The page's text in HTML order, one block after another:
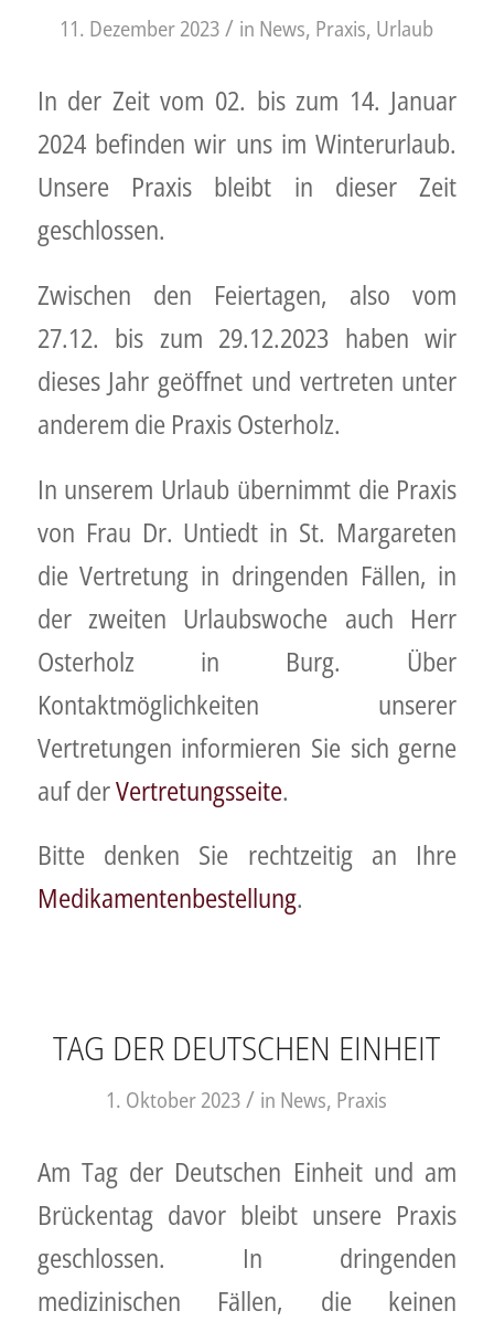
11. Dezember 2023 / in News, Praxis, Urlaub
In der Zeit vom 02. bis zum 14. Januar
2024 befinden wir uns im Winterurlaub.
Unsere Praxis bleibt in dieser Zeit
geschlossen.
Zwischen den Feiertagen, also vom
27.12. bis zum 29.12.2023 haben wir
dieses Jahr geöffnet und vertreten unter
anderem die Praxis Osterholz.
In unserem Urlaub übernimmt die Praxis
von Frau Dr. Untiedt in St. Margareten
die Vertretung in dringenden Fällen, in
der zweiten Urlaubswoche auch Herr
Osterholz in Burg. Über
Kontaktmöglichkeiten unserer
Vertretungen informieren Sie sich gerne
auf derVertretungsseite.
Bitte denken Sie rechtzeitig an Ihre
Medikamentenbestellung.
TAG DER DEUTSCHEN EINHEIT
1. Oktober 2023 / in News, Praxis
Am Tag der Deutschen Einheit und am
Brückentag davor bleibt unsere Praxis
geschlossen. In dringenden
medizinischen Fällen, die keinen